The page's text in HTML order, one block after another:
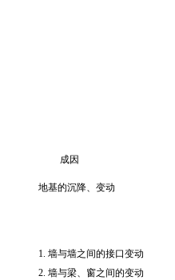
成因
地基的沉降、变动
1. 墙与墙之间的接口变动
2. 墙与梁、窗之间的变动